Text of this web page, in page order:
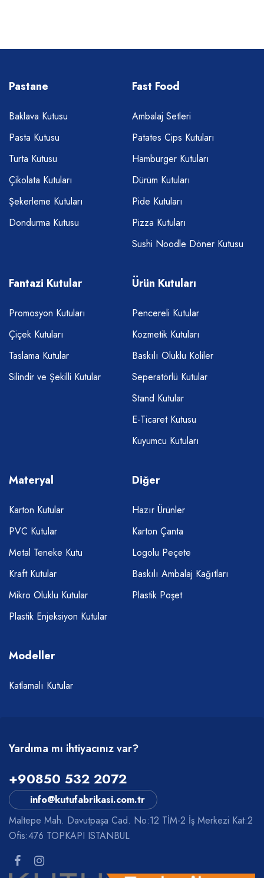
Pastane
Baklava Kutusu
Pasta Kutusu
Turta Kutusu
Çikolata Kutuları
Şekerleme Kutuları
Dondurma Kutusu
Fast Food
Ambalaj Setleri
Patates Cips Kutuları
Hamburger Kutuları
Dürüm Kutuları
Pide Kutuları
Pizza Kutuları
Sushi Noodle Döner Kutusu
Fantazi Kutular
Promosyon Kutuları
Çiçek Kutuları
Taslama Kutular
Silindir ve Şekilli Kutular
Ürün Kutuları
Pencereli Kutular
Kozmetik Kutuları
Baskılı Oluklu Koliler
Seperatörlü Kutular
Stand Kutular
E-Ticaret Kutusu
Kuyumcu Kutuları
Materyal
Karton Kutular
PVC Kutular
Metal Teneke Kutu
Kraft Kutular
Mikro Oluklu Kutular
Plastik Enjeksiyon Kutular
Diğer
Hazır Ürünler
Karton Çanta
Logolu Peçete
Baskılı Ambalaj Kağıtları
Plastik Poşet
Modeller
Katlamalı Kutular
Yardıma mı ihtiyacınız var?
+90850 532 2072
info@kutufabrikasi.com.tr
Maltepe Mah. Davutpaşa Cad. No:12 TİM-2 İş Merkezi Kat:2
Ofis:476 TOPKAPI ISTANBUL